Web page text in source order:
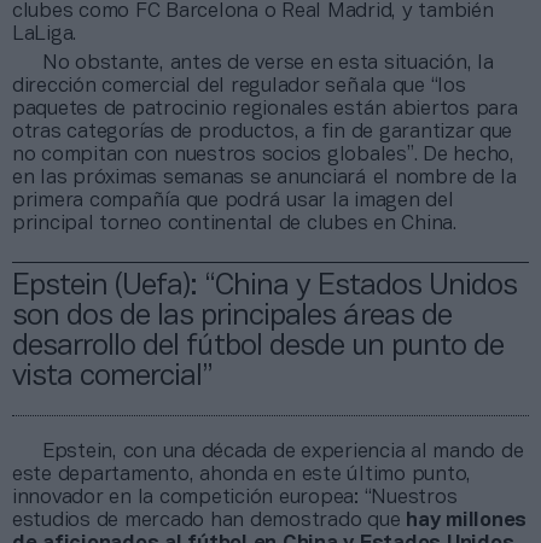
clubes como FC Barcelona o Real Madrid, y también
LaLiga.
No obstante, antes de verse en esta situación, la
dirección comercial del regulador señala que “los
paquetes de patrocinio regionales están abiertos para
otras categorías de productos, a fin de garantizar que
no compitan con nuestros socios globales”. De hecho,
en las próximas semanas se anunciará el nombre de la
primera compañía que podrá usar la imagen del
principal torneo continental de clubes en China.
Epstein (Uefa): “China y Estados Unidos
son dos de las principales áreas de
desarrollo del fútbol desde un punto de
vista comercial”
Epstein, con una década de experiencia al mando de
este departamento, ahonda en este último punto,
innovador en la competición europea: “Nuestros
estudios de mercado han demostrado que hay millones